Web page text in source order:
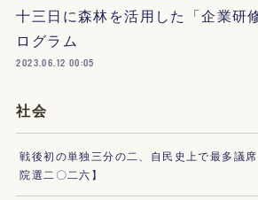
十三日に森林を活用した「企業研
ログラム
2023.06.12 00:05
社会
戦後初の単独三分の二、自民史上で最多議
院選二〇二六】